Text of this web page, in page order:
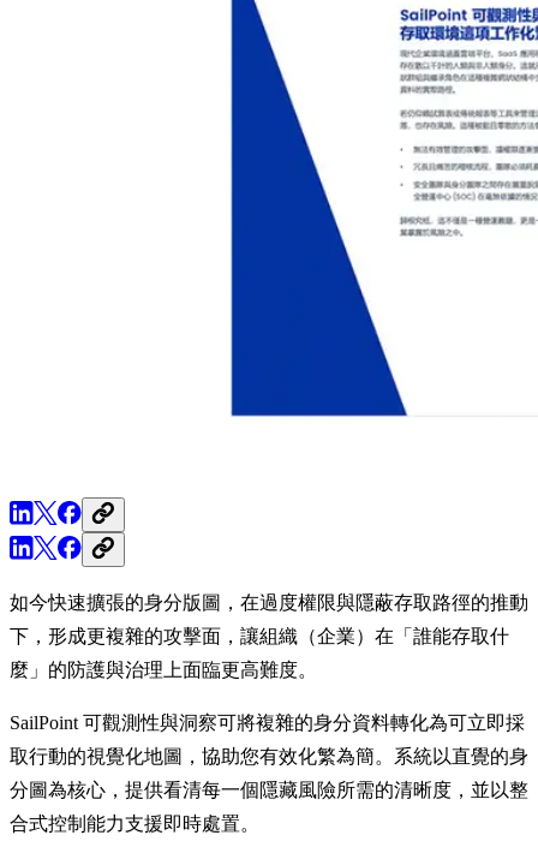
如今快速擴張的身分版圖，在過度權限與隱蔽存取路徑的推動
下，形成更複雜的攻擊面，讓組織（企業）在「誰能存取什
麼」的防護與治理上面臨更高難度。
SailPoint 可觀測性與洞察可將複雜的身分資料轉化為可立即採
取行動的視覺化地圖，協助您有效化繁為簡。系統以直覺的身
分圖為核心，提供看清每一個隱藏風險所需的清晰度，並以整
合式控制能力支援即時處置。